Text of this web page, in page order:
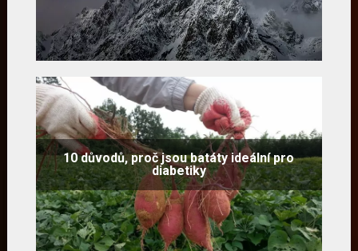
10 důvodů, proč jsou batáty ideální pro
diabetiky